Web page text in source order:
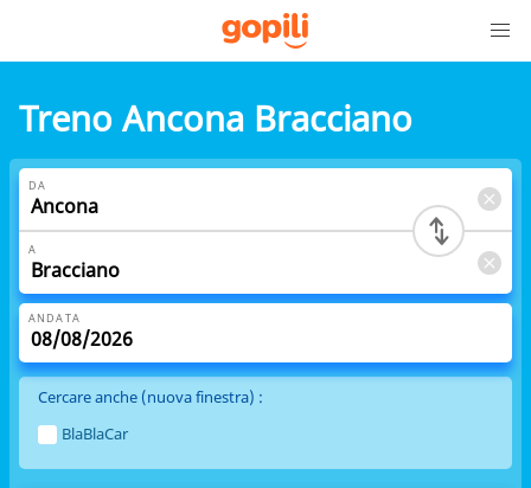
Treno Ancona Bracciano
DA
A
ANDATA
Cercare anche (nuova finestra) :
BlaBlaCar